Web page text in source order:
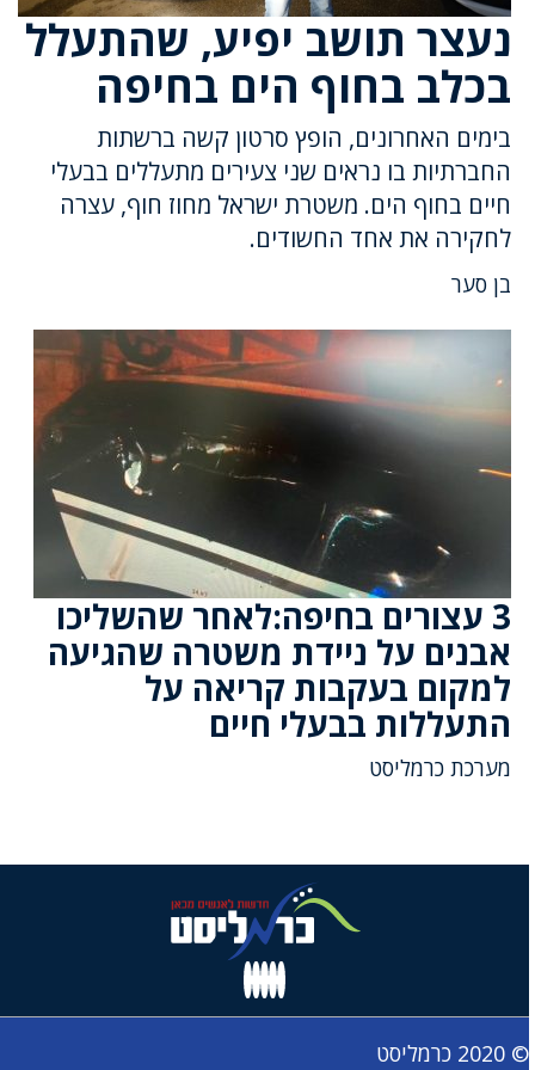
נעצר תושב יפיע, שהתעלל
בכלב בחוף הים בחיפה
בימים האחרונים, הופץ סרטון קשה ברשתות
החברתיות בו נראים שני צעירים מתעללים בבעלי
חיים בחוף הים. משטרת ישראל מחוז חוף, עצרה
לחקירה את אחד החשודים.
בן סער
3 עצורים בחיפה:לאחר שהשליכו
אבנים על ניידת משטרה שהגיעה
למקום בעקבות קריאה על
התעללות בבעלי חיים
מערכת כרמליסט
© 2020 כרמליסט